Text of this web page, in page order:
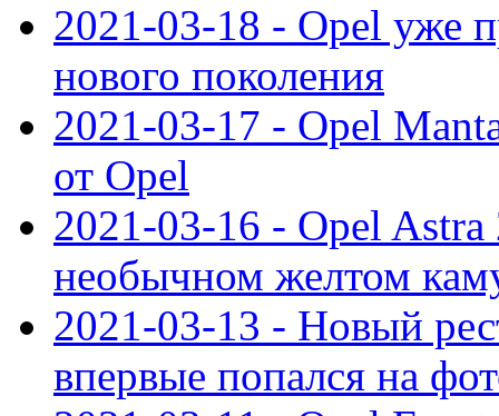
2021-03-18 - Opel уже
нового поколения
2021-03-17 - Opel
от Opel
2021-03-16 - Opel Astra
необычном желтом
2021-03-13 - Новый
впервые попался на